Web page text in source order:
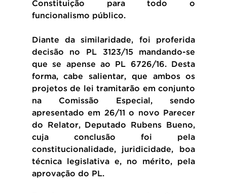
Constituição para todo o
funcionalismo público.
Diante da similaridade, foi proferida
decisão no PL 3123/15 mandando-se
que se apense ao PL 6726/16. Desta
forma, cabe salientar, que ambos os
projetos de lei tramitarão em conjunto
na Comissão Especial, sendo
apresentado em 26/11 o novo Parecer
do Relator, Deputado Rubens Bueno,
cuja conclusão foi pela
constitucionalidade, juridicidade, boa
técnica legislativa e, no mérito, pela
aprovação do PL.